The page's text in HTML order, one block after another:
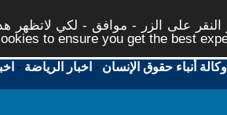
على الزر - موافق - لكي لاتظهر
to ensure you get the best
وكالة أنباء حقوق الإنسان - اخبار الرياضة -